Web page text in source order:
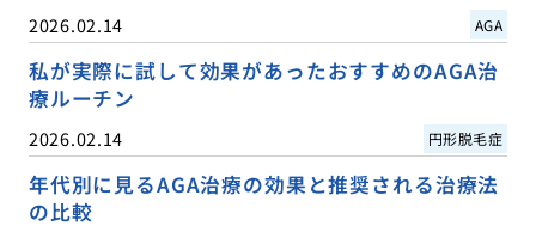
2026.02.14 AGA
私が実際に試して効果があったおすすめのAGA治
療ルーチン
2026.02.14 円形脱毛症
年代別に見るAGA治療の効果と推奨される治療法
の比較